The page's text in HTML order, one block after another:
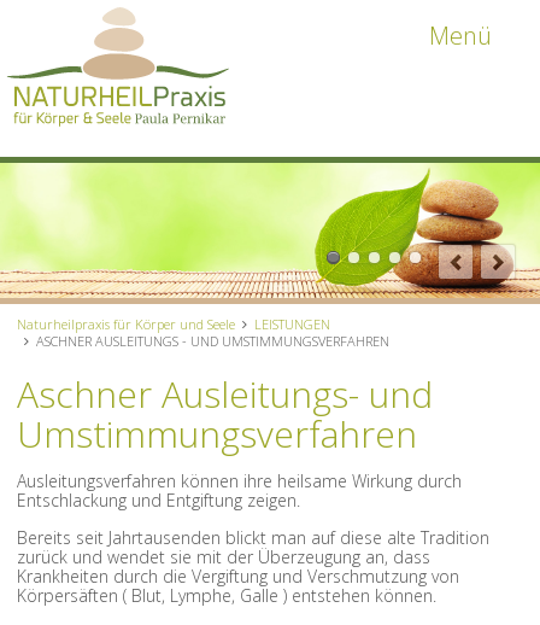
Menü
Naturheilpraxis für Körper und Seele
LEISTUNGEN
ASCHNER AUSLEITUNGS - UND UMSTIMMUNGSVERFAHREN
Aschner Ausleitungs- und
Umstimmungsverfahren
Ausleitungsverfahren können ihre heilsame Wirkung durch
Entschlackung und Entgiftung zeigen.
Bereits seit Jahrtausenden blickt man auf diese alte Tradition
zurück und wendet sie mit der Überzeugung an, dass
Krankheiten durch die Vergiftung und Verschmutzung von
Körpersäften ( Blut, Lymphe, Galle ) entstehen können.